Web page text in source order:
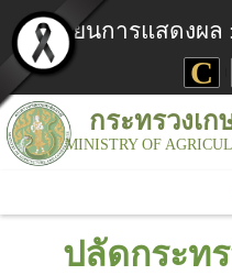
เปลี่ยนการแสดงผล :
C
กระทรวงเ
MINISTRY OF
ปลัดกระท